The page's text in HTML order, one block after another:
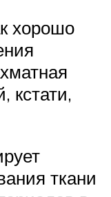
хорошо
кстати,
ткани